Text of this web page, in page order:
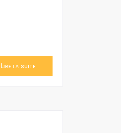
Lire la suite